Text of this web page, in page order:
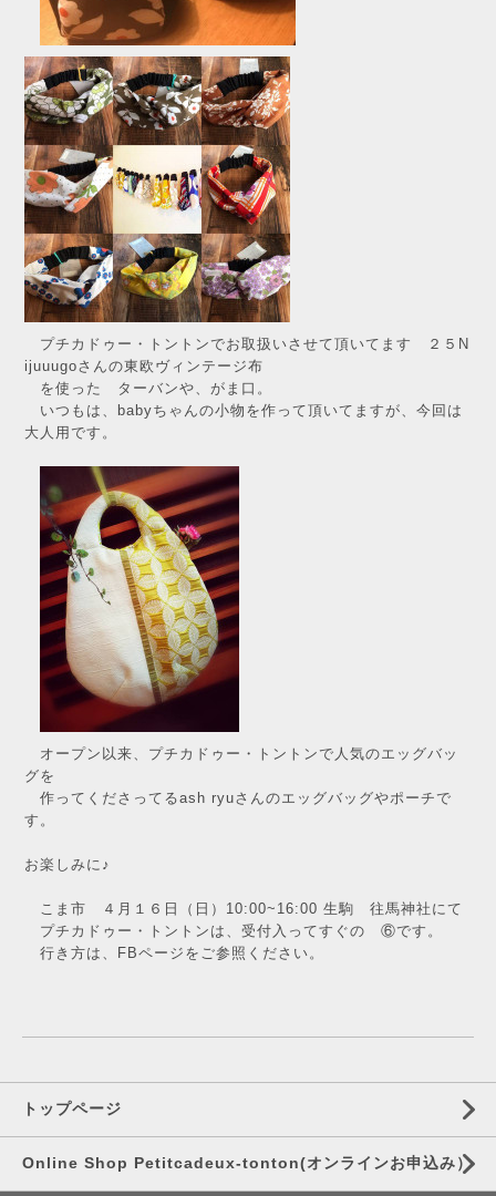
プチカドゥー・トントンでお取扱いさせて頂いてます ２５N
ijuuugoさんの東欧ヴィンテージ布
を使った ターバンや、がま口。
いつもは、babyちゃんの小物を作って頂いてますが、今回は
大人用です。
オープン以来、プチカドゥー・トントンで人気のエッグバッ
グを
作ってくださってるash ryuさんのエッグバッグやポーチで
す。
お楽しみに♪
こま市 ４月１６日（日）10:00~16:00 生駒 往馬神社にて
プチカドゥー・トントンは、受付入ってすぐの ⑥です。
行き方は、FBページをご参照ください。
トップページ
Online Shop Petitcadeux-tonton(オンラインお申込み）